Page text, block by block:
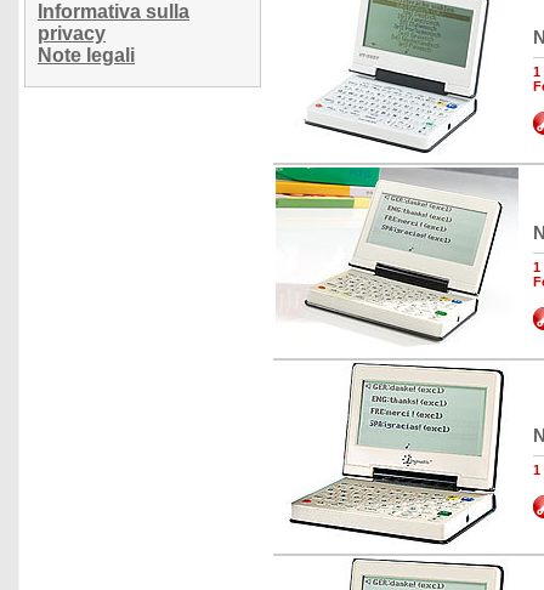
Informativa sulla
privacy
Note legali
1
1
1